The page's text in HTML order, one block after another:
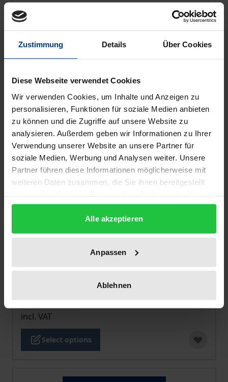
Zustimmung Details Über Cookies
Diese Webseite verwendet Cookies
Wir verwenden Cookies, um Inhalte und Anzeigen zu
personalisieren, Funktionen für soziale Medien anbieten
zu können und die Zugriffe auf unsere Website zu
analysieren. Außerdem geben wir Informationen zu Ihrer
Verwendung unserer Website an unsere Partner für
soziale Medien, Werbung und Analysen weiter. Unsere
Partner führen diese Informationen möglicherweise mit
weiteren Daten zusammen, die Sie ihnen bereitgestellt
gesammelt haben.
Alle akzeptieren
Anpassen
Ablehnen
Nomos, 1. Edition 2011
€42.00
incl. VAT
Grüne Energiewende in Lateinamerika
The price depends on the options chosen on the
Nomos, 1. Edition 2025
€24.00
incl. VAT
Select options